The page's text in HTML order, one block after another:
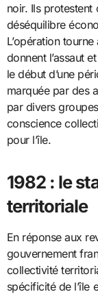
noir. Ils
déséquilibre
L’opération
donnent l’assaut
le début d’une
marquée par des
par divers
conscience
pour l’île.
1982 : le
territoriale
En réponse aux
gouvernement
collectivité
spécificité de l’île